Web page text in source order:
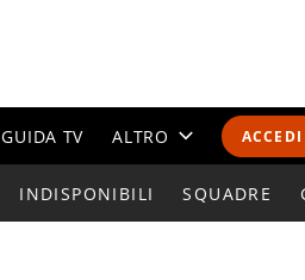
ACCEDI
GUIDA TV ALTRO
CALENDARI E
INDISPONIBILI SQUADRE